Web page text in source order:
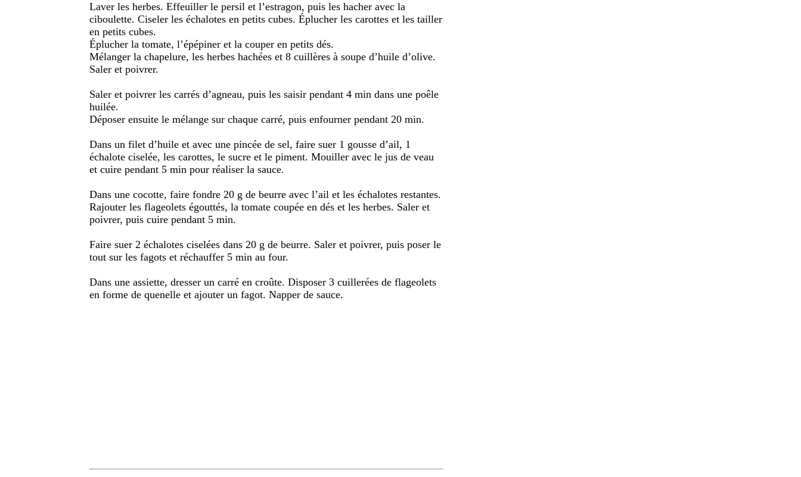
Laver les herbes. Effeuiller le persil et l’estragon, puis les hacher avec la
ciboulette. Ciseler les échalotes en petits cubes. Éplucher les carottes et les tailler
en petits cubes.
Éplucher la tomate, l’épépiner et la couper en petits dés.
Mélanger la chapelure, les herbes hachées et 8 cuillères à soupe d’huile d’olive.
Saler et poivrer.
Saler et poivrer les carrés d’agneau, puis les saisir pendant 4 min dans une poêle
huilée.
Déposer ensuite le mélange sur chaque carré, puis enfourner pendant 20 min.
Dans un filet d’huile et avec une pincée de sel, faire suer 1 gousse d’ail, 1
échalote ciselée, les carottes, le sucre et le piment. Mouiller avec le jus de veau
et cuire pendant 5 min pour réaliser la sauce.
Dans une cocotte, faire fondre 20 g de beurre avec l’ail et les échalotes restantes.
Rajouter les flageolets égouttés, la tomate coupée en dés et les herbes. Saler et
poivrer, puis cuire pendant 5 min.
Faire suer 2 échalotes ciselées dans 20 g de beurre. Saler et poivrer, puis poser le
tout sur les fagots et réchauffer 5 min au four.
Dans une assiette, dresser un carré en croûte. Disposer 3 cuillerées de flageolets
en forme de quenelle et ajouter un fagot. Napper de sauce.